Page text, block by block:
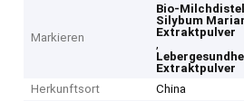
Markieren
Bio-
Silybum
Extraktpulver
,
Extraktpulver
Herkunftsort
China